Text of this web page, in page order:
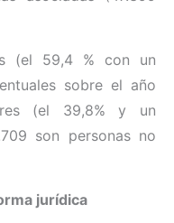
(el 59,4 % con un
sobre el año
(el 39,8% y un
son personas no
jurídica